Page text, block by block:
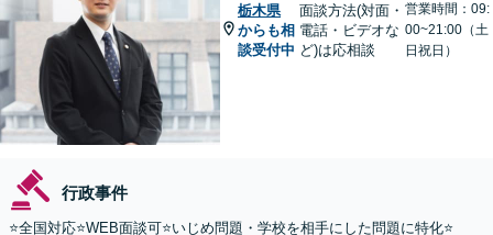
栃木県
からも相
談受付中
面談方法(対面・
電話・ビデオな
ど)は応相談
営業時間：09:
00~21:00（土
日祝日）
行政事件
⭐️全国対応⭐️WEB面談可⭐️いじめ問題・学校を相手にした問題に特化⭐️